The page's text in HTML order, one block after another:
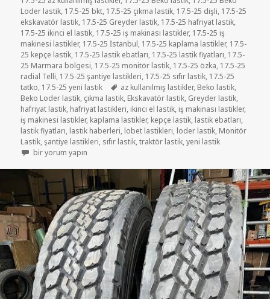
Loder lastik, 17.5-25 bkt, 17.5-25 çıkma lastik, 17.5-25 dişli, 17.5-25
ekskavatör lastik, 17.5-25 Greyder lastik, 17.5-25 hafriyat lastik,
17.5-25 ikinci el lastik, 17.5-25 iş makinası lastikler, 17.5-25 iş
makinesi lastikler, 17.5-25 İstanbul, 17.5-25 kaplama lastikler, 17.5-
25 kepçe lastik, 17.5-25 lastik ebatları, 17.5-25 lastik fiyatları, 17.5-
25 Marmara bölgesi, 17.5-25 monitör lastik, 17.5-25 özka, 17.5-25
radial Telli, 17.5-25 şantiye lastikleri, 17.5-25 sıfır lastik, 17.5-25
tatko, 17.5-25 yeni lastik Etiketler
az kullanılmış lastikler, Beko lastik,
Beko Loder lastik, çıkma lastik, Ekskavatör lastik, Greyder lastik,
hafriyat lastik, hafriyat lastikleri, ikinci el lastik, iş makinası lastikler,
iş makinesi lastikler, kaplama lastikler, kepçe lastik, lastik ebatları,
lastik fiyatları, lastik haberleri, lobet lastikleri, loder lastik, Monitör
Lastik,şantiye lastikleri, sıfır lastik,traktör lastik,yeni lastik
17.5-25 İKİNCİ EL ÇIKMA BEKO LODER GREYDER LASTİK için
bir yorum yapın